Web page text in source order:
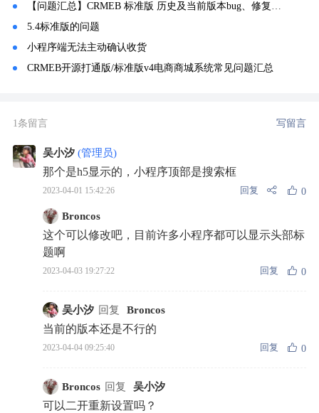
【问题汇总】CRMEB 标准版 历史及当前版本bug、修复、常见问题记录汇总！
5.4标准版的问题
小程序端无法主动确认收货
CRMEB开源打通版/标准版v4电商商城系统常见问题汇总
1条留言 写留言
吴小汐 (管理员)
那个是h5显示的，小程序顶部是搜索框
2023-04-01 15:42:26 回复 0
Broncos
这个可以修改吧，目前许多小程序都可以显示头部标
题啊
2023-04-03 19:27:22 回复 0
吴小汐 回复 Broncos
当前的版本还是不行的
2023-04-04 09:25:40 回复 0
Broncos 回复 吴小汐
可以二开重新设置吗？